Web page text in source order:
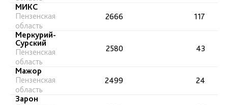
МИКС
Пензенская
область
2666
117
Меркурий-
Сурский
Пензенская
область
2580 43
Мажор
Пензенская
область
2499
24
Зарон